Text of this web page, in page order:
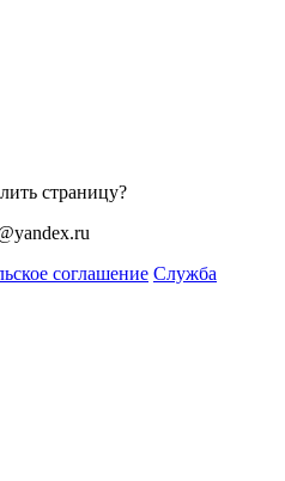
страницу?
соглашение Служба